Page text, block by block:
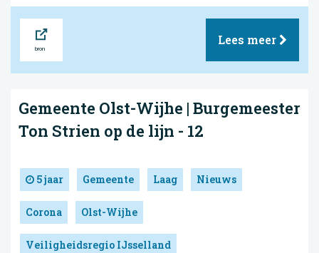
Lees meer
Gemeente Olst-Wijhe | Burgemeester
Ton Strien op de lijn - 12
5 jaar Gemeente Laag Nieuws
Corona Olst-Wijhe
Veiligheidsregio IJsselland